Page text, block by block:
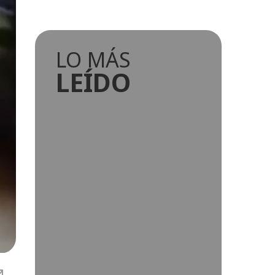
LO MÁS
LEÍDO